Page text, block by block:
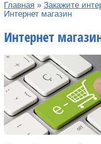
Главная » Закажите
Интернет магазин
Интернет